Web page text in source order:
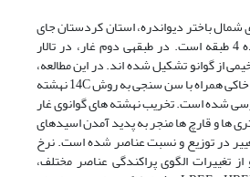
67 کیلومتری شمال باختر دیواندره، استان کردستان جای
دارد. این غار دربردارنده‏‏ 4 طبقه است. در طبقه‏ی‏ دوم غار، در تالار
از گوانو تشکیل شده ‏اند. در این مطالعه،
توزیع عناصر جزیی و نادر خاکی همراه با سن سنجی به روش 14C نهشته
شده است. تخریب نهشته ‏های گوانوی غار
ها و قارچ ‏ها منجر به پدید آمدن اسیدهای
در توزیع و نسبت عناصر شده است. نرخ
تغییرات الگوی پراکندگی عناصر مختلف،